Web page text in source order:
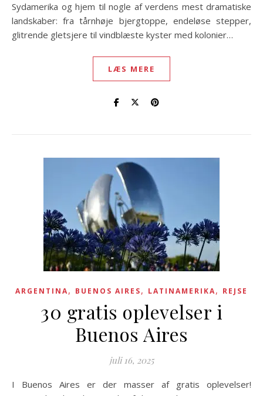
Sydamerika og hjem til nogle af verdens mest dramatiske
landskaber: fra tårnhøje bjergtoppe, endeløse stepper,
glitrende gletsjere til vindblæste kyster med kolonier…
LÆS MERE
ARGENTINA, BUENOS AIRES, LATINAMERIKA, REJSE
30 gratis oplevelser i
Buenos Aires
juli 16, 2025
I Buenos Aires er der masser af gratis oplevelser!